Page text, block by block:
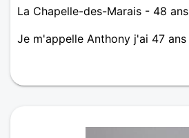
La Chapelle-des-Marais - 48 ans
Je m'appelle Anthony j'ai 47 ans